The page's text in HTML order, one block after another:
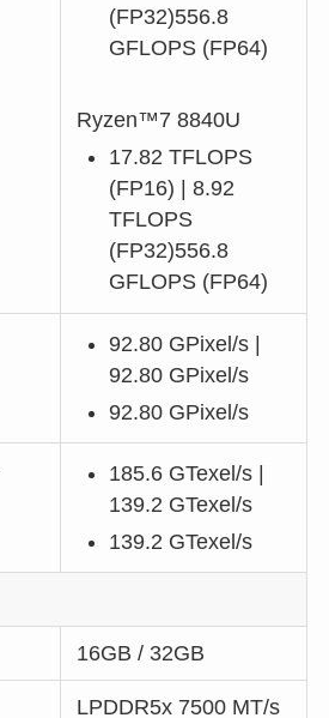
(FP32)556.8
GFLOPS (FP64)
Ryzen™7 8840U
17.82 TFLOPS
(FP16) | 8.92
TFLOPS
(FP32)556.8
GFLOPS (FP64)
92.80 GPixel/s |
92.80 GPixel/s
92.80 GPixel/s
185.6 GTexel/s |
139.2 GTexel/s
139.2 GTexel/s
16GB / 32GB
LPDDR5x 7500 MT/s